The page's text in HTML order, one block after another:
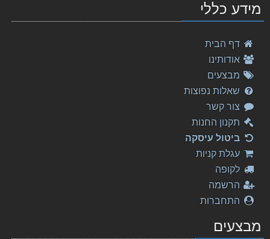
מידע כללי
דף הבית
אודותינו
מבצעים
שאלות נפוצות
צור קשר
תקנון החנות
ביטול עיסקה
עגלת קניות
לקופה
הרשמה
התחברות
מבצעים